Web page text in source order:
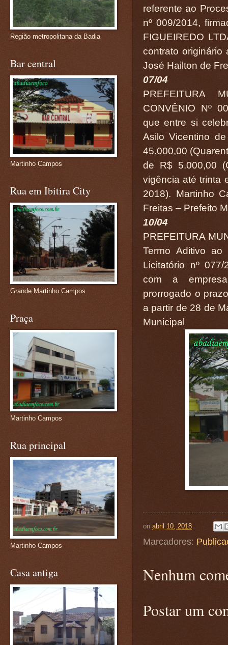
referente ao
nº 009/2014,
FIGUEIREDO
contrato
José Hailton de
07/04
PREFEITURA
CONVÊNIO Nº
que entre si
Asilo Vicentino
45.000,00
de R$ 5.000,00
vigência até trinta
2018). Martinho
Freitas – Prefeito
10/04
PREFEITURA
Termo Aditivo ao
Licitatório nº
com a empresa
prorrogado o
a partir de 28 de
Municipal
on abril 10, 2018
Marcadores:
Nenhum
Postar um
Região metropolitana da Badia
Bar central
Martinho Campos
Rua em Ibitira City
Grande Martinho Campos
Praça
Martinho Campos
Rua principal
Martinho Campos
Casa antiga